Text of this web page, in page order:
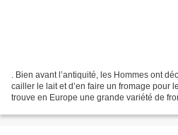
. Bien avant l’antiquité, les Hommes ont
cailler le lait et d’en faire un fromage pour
trouve en Europe une grande variété de